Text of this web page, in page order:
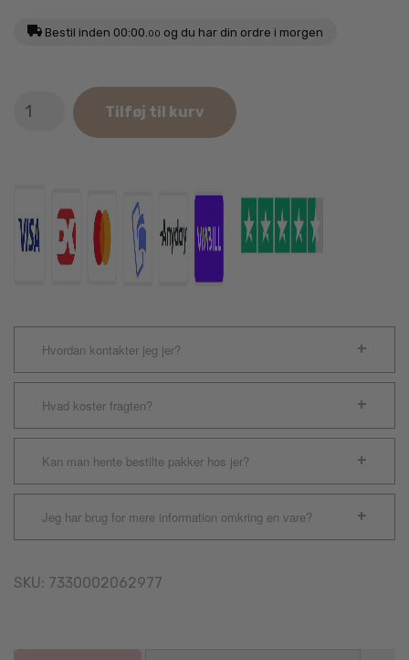
Bestil inden 00:00. 00 og du har din ordre i morgen
Træ
21
cm.
antal
Tilføj til kurv
Hvordan kontakter jeg jer?
Hvad koster fragten?
Kan man hente bestilte pakker hos jer?
Jeg har brug for mere information omkring en vare?
SKU: 7330002062977